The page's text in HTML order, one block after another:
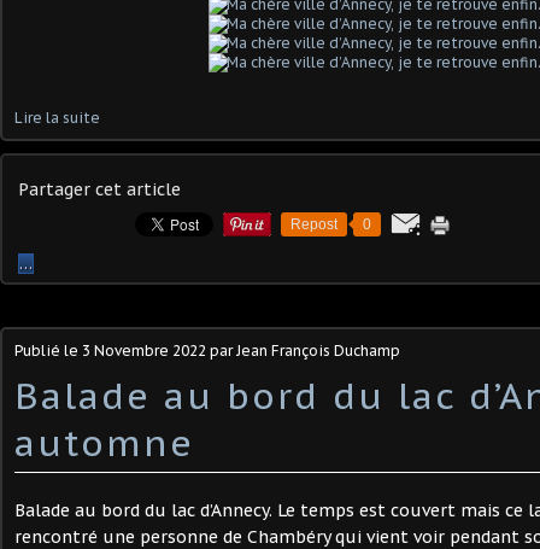
Lire la suite
Partager cet article
Repost 0
…
Publié le 3 Novembre 2022 par Jean François Duchamp
Balade au bord du lac
automne
Balade au bord du lac d’Annecy. Le temps est couvert mais ce
rencontré une personne de Chambéry qui vient voir pendant